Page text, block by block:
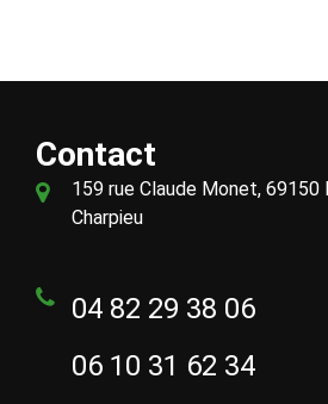
Contact
159 rue Claude Monet, 69150
Charpieu
04 82 29 38 06
06 10 31 62 34